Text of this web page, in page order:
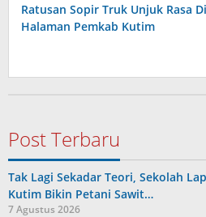
Ratusan Sopir Truk Unjuk Rasa Di
Halaman Pemkab Kutim
Post Terbaru
Tak Lagi Sekadar Teori, Sekolah
Kutim Bikin Petani Sawit…
7 Agustus 2026